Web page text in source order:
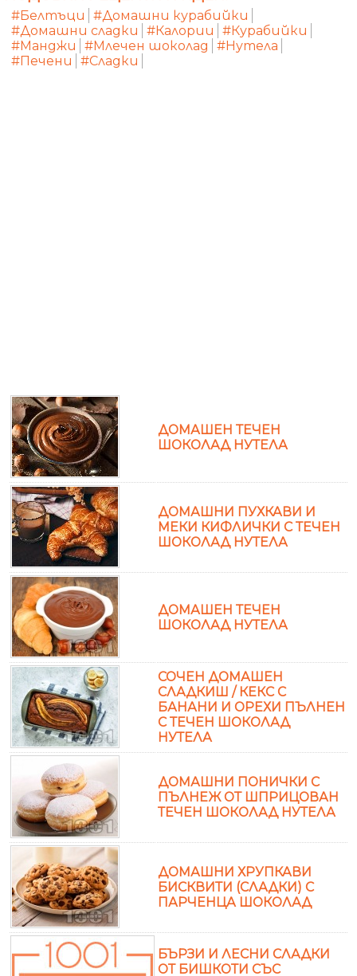
#Белтъци
#Домашни курабийки
#Домашни сладки
#Калории
#Курабийки
#Манджи
#Млечен шоколад
#Нутела
#Печени
#Сладки
ДОМАШЕН ТЕЧЕН
ШОКОЛАД НУТЕЛА
ДОМАШНИ ПУХКАВИ И
МЕКИ КИФЛИЧКИ С ТЕЧЕН
ШОКОЛАД НУТЕЛА
ДОМАШЕН ТЕЧЕН
ШОКОЛАД НУТЕЛА
СОЧЕН ДОМАШЕН
СЛАДКИШ / КЕКС С
БАНАНИ И ОРЕХИ ПЪЛНЕН
С ТЕЧЕН ШОКОЛАД
НУТЕЛА
ДОМАШНИ ПОНИЧКИ С
ПЪЛНЕЖ ОТ ШПРИЦОВАН
ТЕЧЕН ШОКОЛАД НУТЕЛА
ДОМАШНИ ХРУПКАВИ
БИСКВИТИ (СЛАДКИ) С
ПАРЧЕНЦА ШОКОЛАД
БЪРЗИ И ЛЕСНИ СЛАДКИ
ОТ БИШКОТИ СЪС